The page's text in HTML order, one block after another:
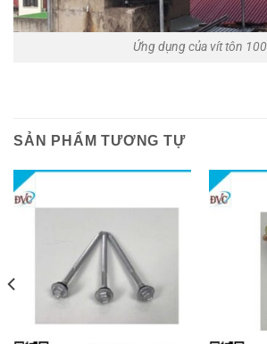
Ứng dụng của vít tôn 100
SẢN PHẨM TƯƠNG TỰ